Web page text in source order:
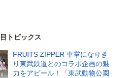
トピックス
FRUITS ZIPPER 車掌になりき
り東武鉄道とのコラボ企画の魅
力をアピール！「東武動物公園